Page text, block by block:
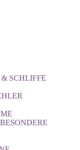
SCHLIFFE